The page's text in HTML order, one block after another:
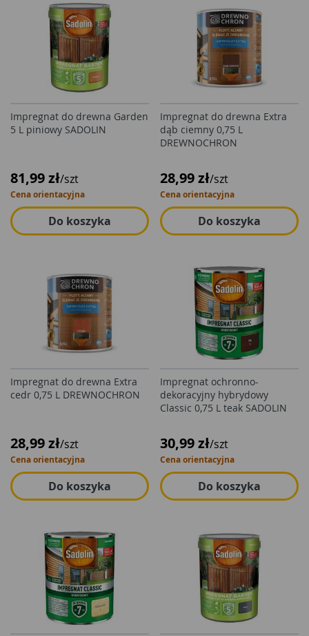
Impregnat do drewna Garden
5 L piniowy SADOLIN
81,99 zł/szt
Cena orientacyjna
Do koszyka
Impregnat do drewna Extra
dąb ciemny 0,75 L
DREWNOCHRON
28,99 zł/szt
Cena orientacyjna
Do koszyka
Impregnat do drewna Extra
cedr 0,75 L DREWNOCHRON
28,99 zł/szt
Cena orientacyjna
Do koszyka
Impregnat ochronno-
dekoracyjny hybrydowy
Classic 0,75 L teak SADOLIN
30,99 zł/szt
Cena orientacyjna
Do koszyka